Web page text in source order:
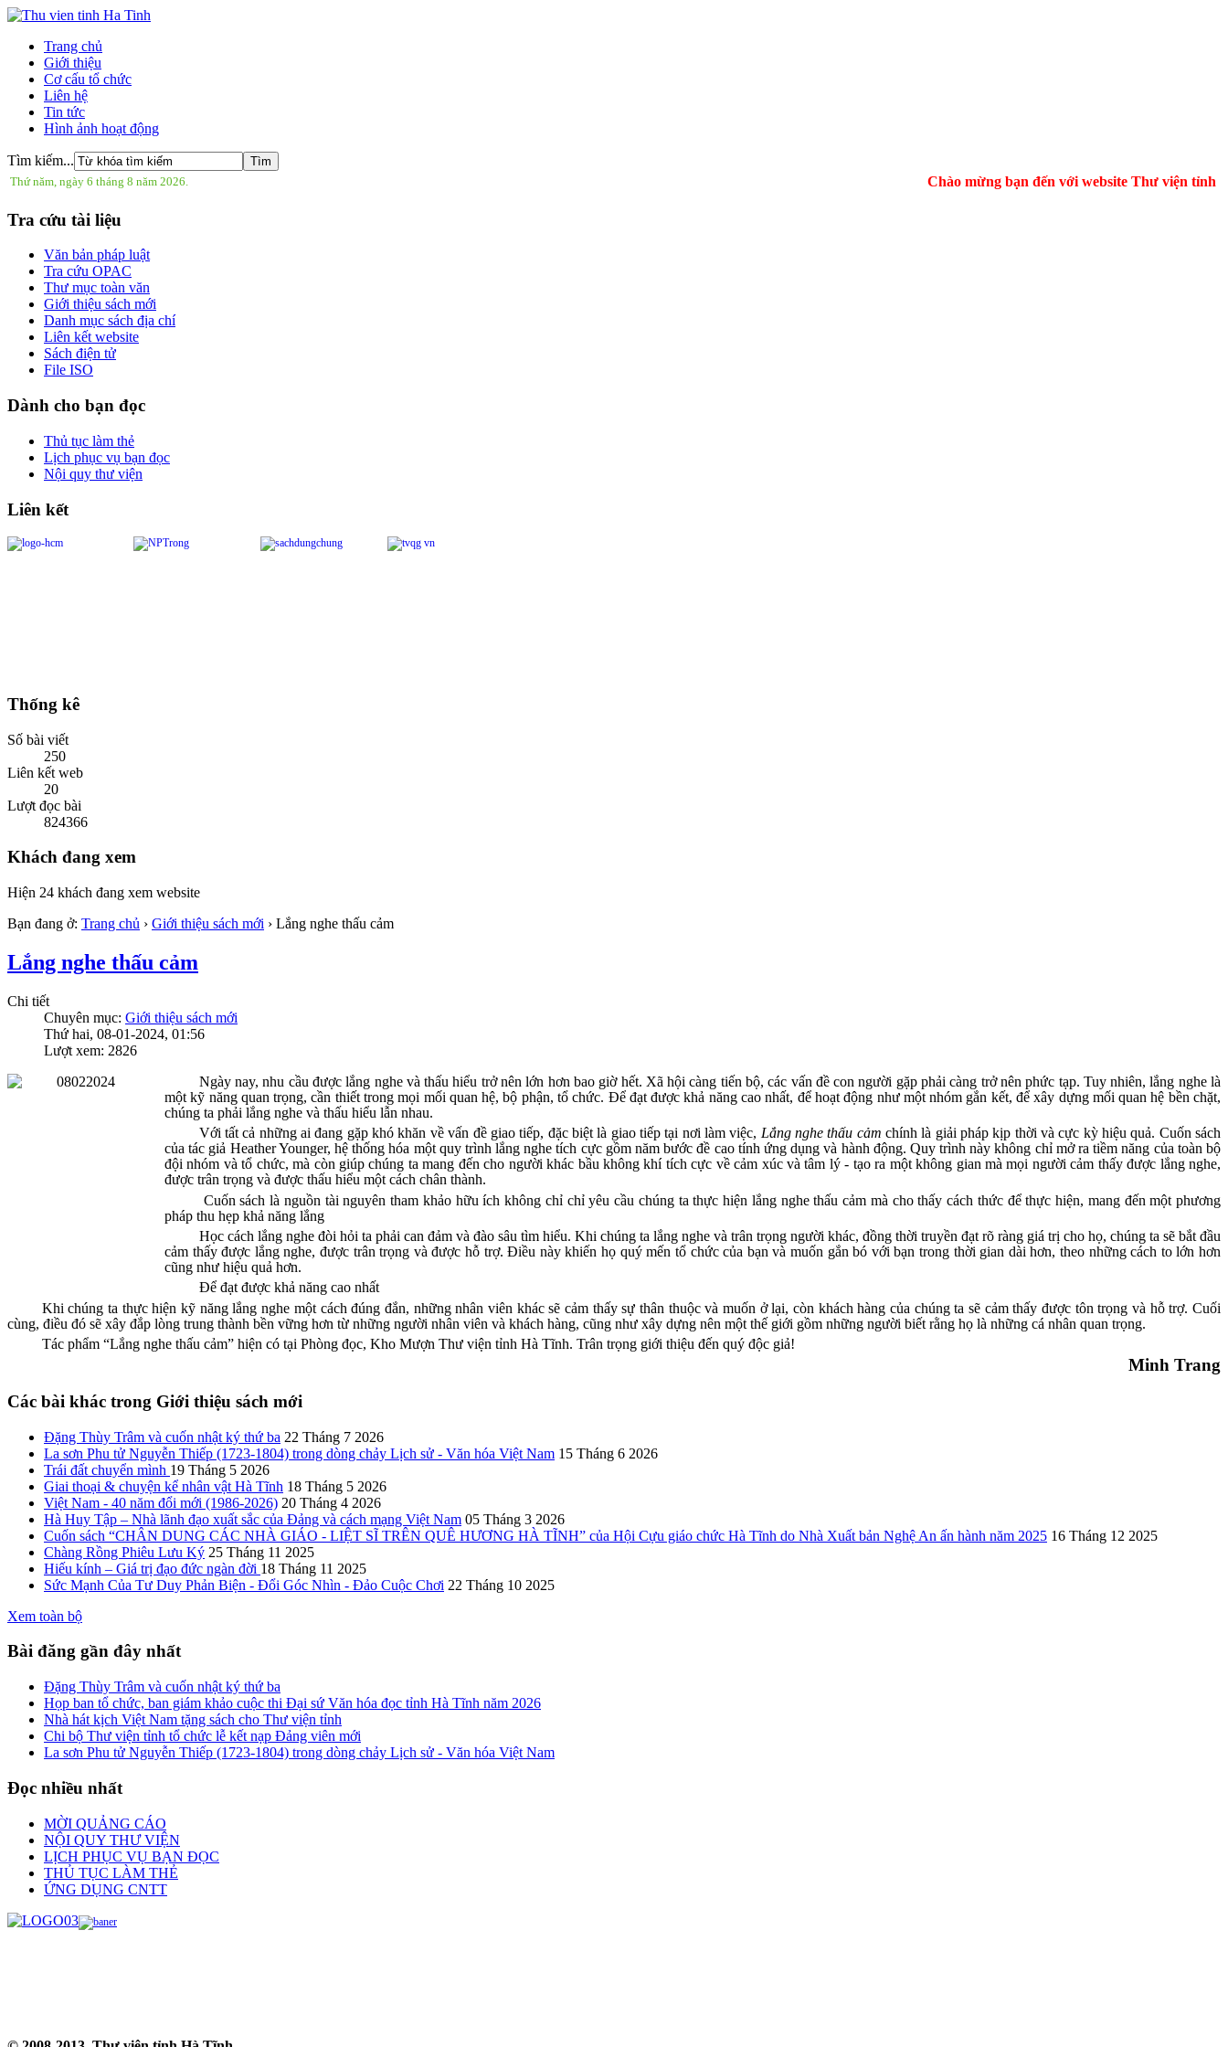
Trang chủ
Giới thiệu
Cơ cấu tổ chức
Liên hệ
Tin tức
Hình ảnh hoạt động
Tìm kiếm...
Thứ năm, ngày 6 tháng 8 năm 2026. Chào mừng bạn đến với website Thư viện tỉnh Hà
Tra cứu tài liệu
Văn bản pháp luật
Tra cứu OPAC
Thư mục toàn văn
Giới thiệu sách mới
Danh mục sách địa chí
Liên kết website
Sách điện tử
File ISO
Dành cho bạn đọc
Thủ tục làm thẻ
Lịch phục vụ bạn đọc
Nội quy thư viện
Liên kết
Thống kê
Số bài viết
250
Liên kết web
20
Lượt đọc bài
824366
Khách đang xem
Hiện 24 khách đang xem website
Bạn đang ở: Trang chủ › Giới thiệu sách mới › Lắng nghe thấu cảm
Lắng nghe thấu cảm
Chi tiết
Chuyên mục: Giới thiệu sách mới
Thứ hai, 08-01-2024, 01:56
Lượt xem: 2826
Ngày nay, nhu cầu được lắng nghe và thấu hiểu trở nên lớn hơn bao giờ hết. Xã hội càng tiến bộ, các vấn đề con người gặp phải càng trở nên phức tạp. Tuy nhiên, lắng nghe là
một kỹ năng quan trọng, cần thiết trong mọi mối quan hệ, bộ phận, tổ chức. Để đạt được khả năng cao nhất, để hoạt động như một nhóm gắn kết, để xây dựng mối quan hệ bền chặt,
chúng ta phải lắng nghe và thấu hiểu lẫn nhau.
Với tất cả những ai đang gặp khó khăn về vấn đề giao tiếp, đặc biệt là giao tiếp tại nơi làm việc, Lắng nghe thấu cảm chính là giải pháp kịp thời và cực kỳ hiệu quả. Cuốn sách
của tác giả Heather Younger, hệ thống hóa một quy trình lắng nghe tích cực gồm năm bước đề cao tính ứng dụng và hành động. Quy trình này không chỉ mở ra tiềm năng của toàn bộ
đội nhóm và tổ chức, mà còn giúp chúng ta mang đến cho người khác bầu không khí tích cực về cảm xúc và tâm lý - tạo ra một không gian mà mọi người cảm thấy được lắng nghe,
được trân trọng và được thấu hiểu một cách chân thành.
Cuốn sách là nguồn tài nguyên tham khảo hữu ích không chỉ chỉ yêu cầu chúng ta thực hiện lắng nghe thấu cảm mà cho thấy cách thức để thực hiện, mang đến một phương
pháp thu hẹp khả năng lắng
Học cách lắng nghe đòi hỏi ta phải can đảm và đào sâu tìm hiểu. Khi chúng ta lắng nghe và trân trọng người khác, đồng thời truyền đạt rõ ràng giá trị cho họ, chúng ta sẽ bắt đầu
cảm thấy được lắng nghe, được trân trọng và được hỗ trợ. Điều này khiến họ quý mến tổ chức của bạn và muốn gắn bó với bạn trong thời gian dài hơn, theo những cách to lớn hơn
cũng như hiệu quả hơn.
Để đạt được khả năng cao nhất
Khi chúng ta thực hiện kỹ năng lắng nghe một cách đúng đắn, những nhân viên khác sẽ cảm thấy sự thân thuộc và muốn ở lại, còn khách hàng của chúng ta sẽ cảm thấy được tôn trọng và hỗ trợ. Cuối
cùng, điều đó sẽ xây đắp lòng trung thành bền vững hơn từ những người nhân viên và khách hàng, cũng như xây dựng nên một thế giới gồm những người biết rằng họ là những cá nhân quan trọng.
Tác phẩm “Lắng nghe thấu cảm” hiện có tại Phòng đọc, Kho Mượn Thư viện tỉnh Hà Tĩnh. Trân trọng giới thiệu đến quý độc giả!
Minh Trang
Các bài khác trong Giới thiệu sách mới
Đặng Thùy Trâm và cuốn nhật ký thứ ba 22 Tháng 7 2026
La sơn Phu tử Nguyễn Thiếp (1723-1804) trong dòng chảy Lịch sử - Văn hóa Việt Nam 15 Tháng 6 2026
Trái đất chuyển mình 19 Tháng 5 2026
Giai thoại & chuyện kể nhân vật Hà Tĩnh 18 Tháng 5 2026
Việt Nam - 40 năm đổi mới (1986-2026) 20 Tháng 4 2026
Hà Huy Tập – Nhà lãnh đạo xuất sắc của Đảng và cách mạng Việt Nam 05 Tháng 3 2026
Cuốn sách “CHÂN DUNG CÁC NHÀ GIÁO - LIỆT SĨ TRÊN QUÊ HƯƠNG HÀ TĨNH” của Hội Cựu giáo chức Hà Tĩnh do Nhà Xuất bản Nghệ An ấn hành năm 2025 16 Tháng 12 2025
Chàng Rồng Phiêu Lưu Ký 25 Tháng 11 2025
Hiếu kính – Giá trị đạo đức ngàn đời 18 Tháng 11 2025
Sức Mạnh Của Tư Duy Phản Biện - Đổi Góc Nhìn - Đảo Cuộc Chơi 22 Tháng 10 2025
Xem toàn bộ
Bài đăng gần đây nhất
Đặng Thùy Trâm và cuốn nhật ký thứ ba
Họp ban tổ chức, ban giám khảo cuộc thi Đại sứ Văn hóa đọc tỉnh Hà Tĩnh năm 2026
Nhà hát kịch Việt Nam tặng sách cho Thư viện tỉnh
Chi bộ Thư viện tỉnh tổ chức lễ kết nạp Đảng viên mới
La sơn Phu tử Nguyễn Thiếp (1723-1804) trong dòng chảy Lịch sử - Văn hóa Việt Nam
Đọc nhiều nhất
MỜI QUẢNG CÁO
NỘI QUY THƯ VIỆN
LỊCH PHỤC VỤ BẠN ĐỌC
THỦ TỤC LÀM THẺ
ỨNG DỤNG CNTT